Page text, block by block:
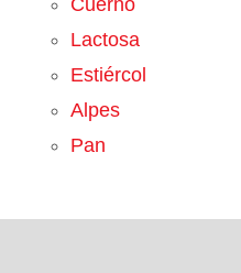
Cuerno
Lactosa
Estiércol
Alpes
Pan